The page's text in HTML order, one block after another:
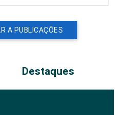
A PUBLICAÇÕES
Destaques